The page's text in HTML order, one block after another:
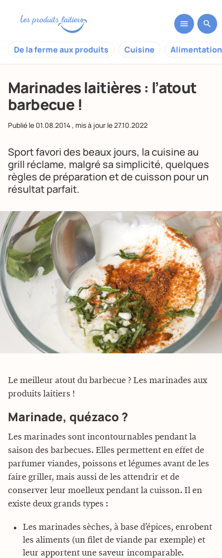
De la ferme aux produits Cuisine
Marinades laitières : l’atout
barbecue !
Publié le 01.08.2014, mis à jour le27.10.2022
Sport favori des beaux jours, la cuisine au
grill réclame, malgré sa simplicité, quelques
règles de préparation et de cuisson pour un
résultat parfait.
Le meilleur atout du barbecue ? Les marinades aux
produits laitiers !
Marinade, quézaco ?
Les marinades sont incontournables pendant la
saison des barbecues. Elles permettent en effet de
parfumer viandes, poissons et légumes avant de les
faire griller, mais aussi de les attendrir et de
conserver leur moelleux pendant la cuisson. Il en
existe deux grands types :
Les marinades sèches, à base d’épices, enrobent
les aliments (un filet de viande par exemple) et
leur apportent une saveur incomparable.